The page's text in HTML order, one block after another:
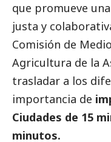
que promueve
justa y
Comisión de
Agricultura de la
trasladar a los
importancia de
Ciudades de 15
minutos.